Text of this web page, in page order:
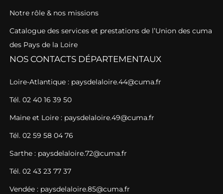
Notre rôle & nos missions
Catalogue des services et prestations de l’Union des cuma
des Pays de la Loire
NOS CONTACTS DÉPARTEMENTAUX
Loire-Atlantique : paysdelaloire.44@cuma.fr
Tél. 02 40 16 39 50
Maine et Loire : paysdelaloire.49@cuma.fr
Tél. 02 59 58 04 76
Sarthe : paysdelaloire.72@cuma.fr
Tél. 02 43 23 77 37
Vendée : paysdelaloire.85@cuma.fr